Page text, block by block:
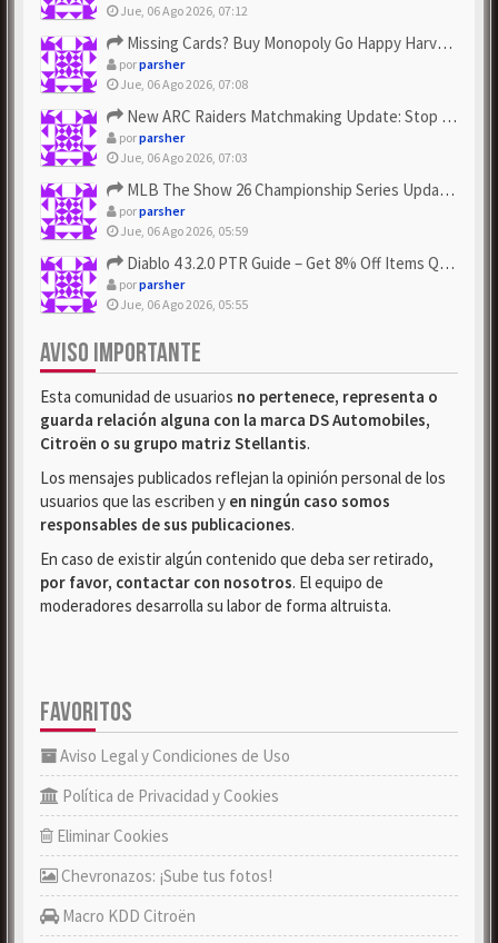
Jue, 06 Ago 2026, 07:12
Missing Cards? Buy Monopoly Go Happy Harvest with Looney Tun...
porparsher
Jue, 06 Ago 2026, 07:08
New ARC Raiders Matchmaking Update: Stop Failed - Grab Bluep...
porparsher
Jue, 06 Ago 2026, 07:03
MLB The Show 26 Championship Series Update! Get Cheap & ...
porparsher
Jue, 06 Ago 2026, 05:59
Diablo 4 3.2.0 PTR Guide – Get 8% Off Items Quickly to Test ...
porparsher
Jue, 06 Ago 2026, 05:55
AVISO IMPORTANTE
Esta comunidad de usuarios no pertenece, representa o
guarda relación alguna con la marca DS Automobiles,
Citroën o su grupo matriz Stellantis.
Los mensajes publicados reflejan la opinión personal de los
usuarios que las escriben y en ningún caso somos
responsables de sus publicaciones.
En caso de existir algún contenido que deba ser retirado,
por favor, contactar con nosotros. El equipo de
moderadores desarrolla su labor de forma altruista.
FAVORITOS
Aviso Legal y Condiciones de Uso
Política de Privacidad y Cookies
Eliminar Cookies
Chevronazos: ¡Sube tus fotos!
Macro KDD Citroën